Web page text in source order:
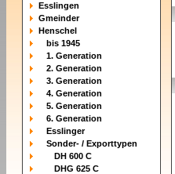
Esslingen
Gmeinder
Henschel
bis 1945
1. Generation
2. Generation
3. Generation
4. Generation
5. Generation
6. Generation
Esslinger
Sonder- / Exporttypen
DH 600 C
DHG 625 C